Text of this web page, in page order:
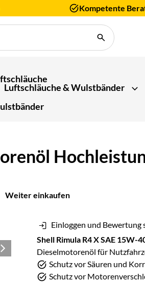
Kompetente
Luftschläuche & Wulstbänder
Weiter einkaufen
Einloggen und Bewertung
Shell Rimula R4 X SAE 15W-
Dieselmotorenöl für
Schutz vor Säuren und
Schutz vor